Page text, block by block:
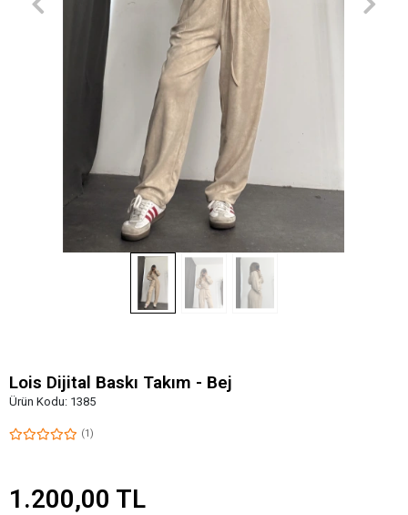
Lois Dijital Baskı Takım - Bej
Ürün Kodu: 1385
(1)
1.200,00 TL